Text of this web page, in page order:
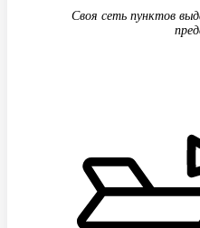
Своя сеть пунктов